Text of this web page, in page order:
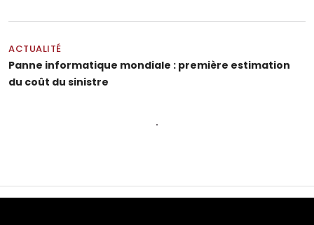
ACTUALITÉ
Panne informatique mondiale : première estimation
du coût du sinistre